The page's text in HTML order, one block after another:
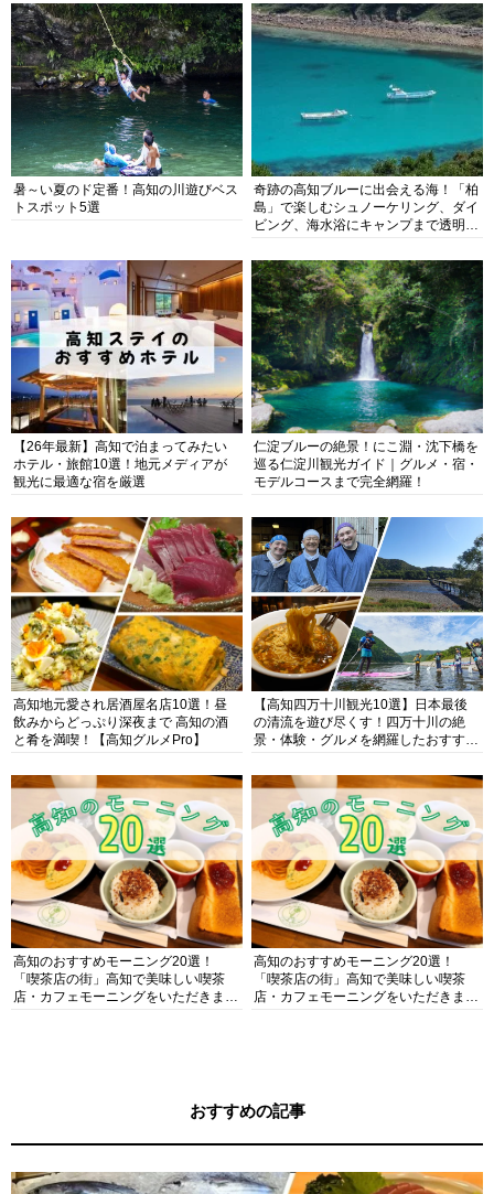
暑～い夏のド定番！高知の川遊びベス
トスポット5選
奇跡の高知ブルーに出会える海！「柏
島」で楽しむシュノーケリング、ダイ
ビング、海水浴にキャンプまで透明度
【26年最新】高知で泊まってみたい
ホテル・旅館10選！地元メディアが
観光に最適な宿を厳選
仁淀ブルーの絶景！にこ淵・沈下橋を
巡る仁淀川観光ガイド｜グルメ・宿・
モデルコースまで完全網羅！
高知地元愛され居酒屋名店10選！昼
飲みからどっぷり深夜まで 高知の酒
と肴を満喫！【高知グルメPro】
【高知四万十川観光10選】日本最後
の清流を遊び尽くす！四万十川の絶
景・体験・グルメを網羅したおすすめ
高知のおすすめモーニング20選！
「喫茶店の街」高知で美味しい喫茶
店・カフェモーニングをいただきま
高知のおすすめモーニング20選！
「喫茶店の街」高知で美味しい喫茶
店・カフェモーニングをいただきま
おすすめの記事